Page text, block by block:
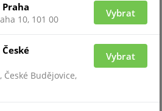
je nutné být přihlášený
10, 101 00
Vybrat
Budějovice,
Vybrat